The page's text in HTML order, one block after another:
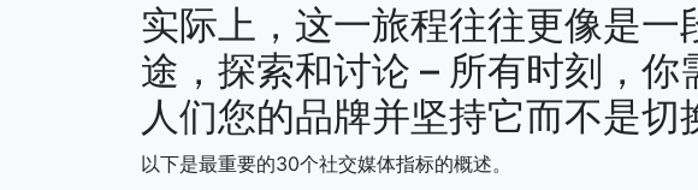
实际上，这一旅程往往更像是一
途，探索和讨论 – 所有时刻，你
人们您的品牌并坚持它而不是切
以下是最重要的30个社交媒体指标的概述。